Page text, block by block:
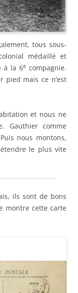
tous sous-
médaillé et
à la 6e compagnie.
mais ce n’est
et nous ne
Gauthier comme
nous montons,
le plus vite
ils sont de bons
montre cette carte